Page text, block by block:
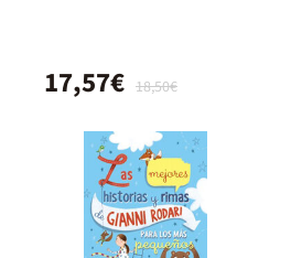
18,50€
17,57€